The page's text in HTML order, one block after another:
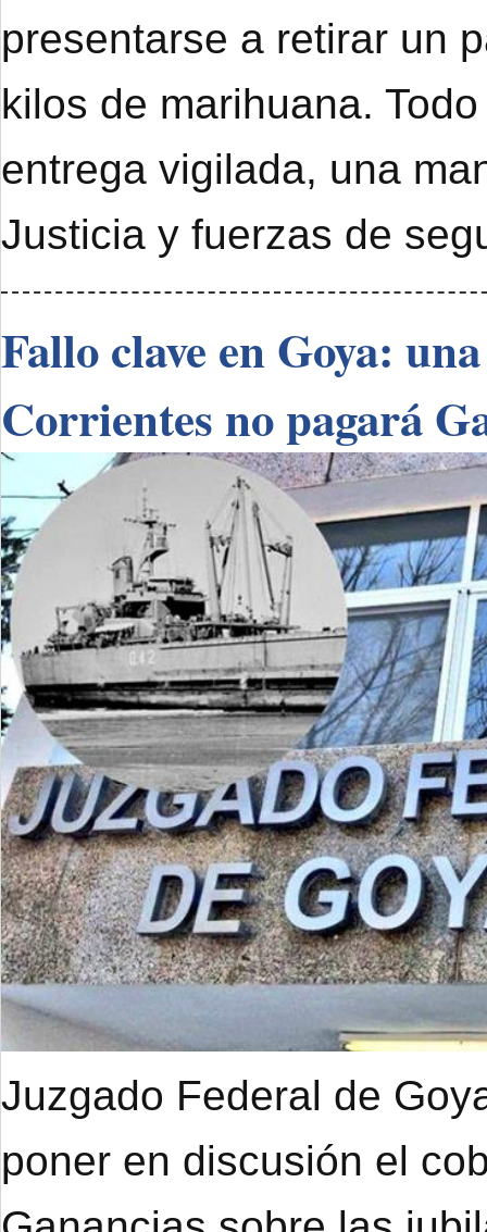
presentarse a retirar un
kilos de marihuana.
entrega vigilada, una
Justicia y fuerzas de
Fallo clave en Goya:
Corrientes no pagará
Juzgado Federal de
poner en discusión el